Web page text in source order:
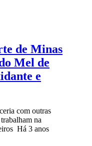
de Minas
Mel de
e
com outras
na
Há 3 anos